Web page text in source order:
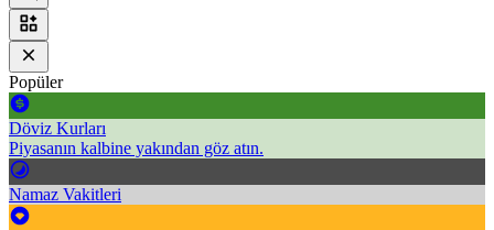
Popüler
Döviz Kurları
Piyasanın kalbine yakından göz atın.
Namaz Vakitleri